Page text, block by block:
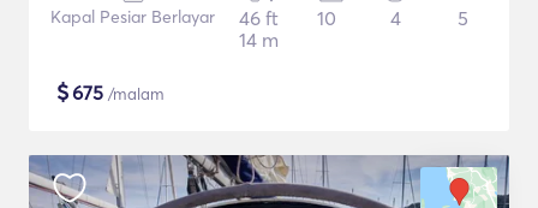
Kapal Pesiar Berlayar
46 ft
14 m
10 4 5
$675 /malam